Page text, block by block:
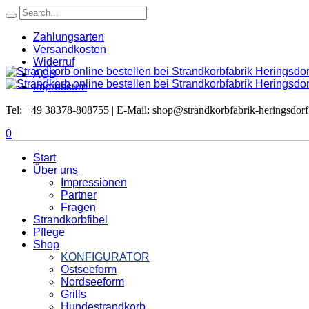
Zahlungsarten
Versandkosten
Widerruf
AGB
Impressum
Tel: +49 38378-808755 | E-Mail: shop@strandkorbfabrik-
0
Start
Über uns
Impressionen
Partner
Fragen
Strandkorbfibel
Pflege
Shop
KONFIGURATOR
Ostseeform
Nordseeform
Grills
Hundestrandkorb